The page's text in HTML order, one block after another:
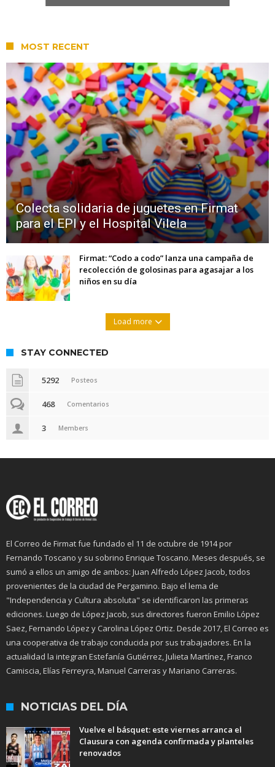
MOST RECENT
Colecta solidaria de juguetes en Firmat
para el EPI y el Hospital Vilela
Firmat: “Codo a codo” lanza una campaña de
recolección de golosinas para agasajar a los
niños en su día
Load more
STAY CONNECTED
5292 Posteos
468 Comentarios
3 Members
El Correo de Firmat fue fundado el 11 de octubre de 1914 por
Fernando Toscano y su sobrino Enrique Toscano. Meses después, se
sumó a ellos un amigo de ambos: Juan Alfredo López Jacob, todos
provenientes de la ciudad de Pergamino. Bajo el lema de
"Independencia y Cultura absoluta" se identificaron las primeras
ediciones. Luego de López Jacob, sus directores fueron Emilio López
Saez, Fernando López y Carolina López Ortiz. Desde 2017, El Correo es
una cooperativa de trabajo conducida por sus trabajadores. En la
actualidad la integran Estefanía Gutiérrez, Julieta Martínez, Franco
Camiscia, Elías Ferreyra, Manuel Carreras y Mariano Carreras.
NOTICIAS DEL DÍA
Vuelve el básquet: este viernes arranca el
Clausura con agenda confirmada y planteles
renovados